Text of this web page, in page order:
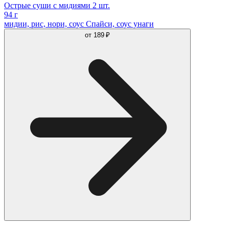
Острые суши с мидиями 2 шт.
94 г
мидии, рис, нори, соус Спайси, соус унаги
от 189 ₽